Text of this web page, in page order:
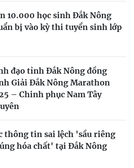
10.000 học sinh Đắk Nông
bị vào kỳ thi tuyển sinh lớp
đạo tỉnh Đắk Nông đồng
Giải Đắk Nông Marathon
– Chinh phục Nam Tây
thông tin sai lệch 'sầu riêng
hóa chất' tại Đắk Nông